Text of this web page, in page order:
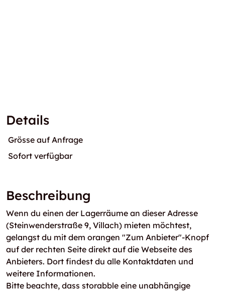
Details
Grösse auf Anfrage
Sofort verfügbar
Beschreibung
Wenn du einen der Lagerräume an dieser Adresse
(Steinwenderstraße 9, Villach) mieten möchtest,
gelangst du mit dem orangen "Zum Anbieter"-Knopf
auf der rechten Seite direkt auf die Webseite des
Anbieters. Dort findest du alle Kontaktdaten und
weitere Informationen.
Bitte beachte, dass storabble eine unabhängige